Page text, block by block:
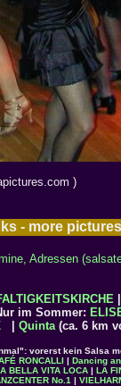
)
- more
Adressen
im Sommer:
| Quinta(ca. 6 km
vorerst kein Salsa
RONCALLI | Dancing
BELLA VITA LOCA| LA
No.1 |